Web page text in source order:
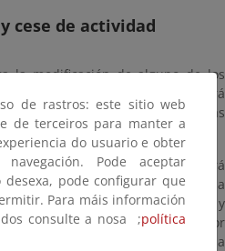
cese de actividad
la modificación de alguno de los
responsable originaria, deberá
en el plazo máximo de diez días
que se produzca.
el comercializador deberá
cese de actividad a través de la
General de Política Energética y
responsable realizada por
Nacional de los Mercados y la
de rastros: este sitio web
de terceiros para manter a
do usuario e obter
Pode aceptar
pode configurar que
Para máis información
consulte a nosa ;política